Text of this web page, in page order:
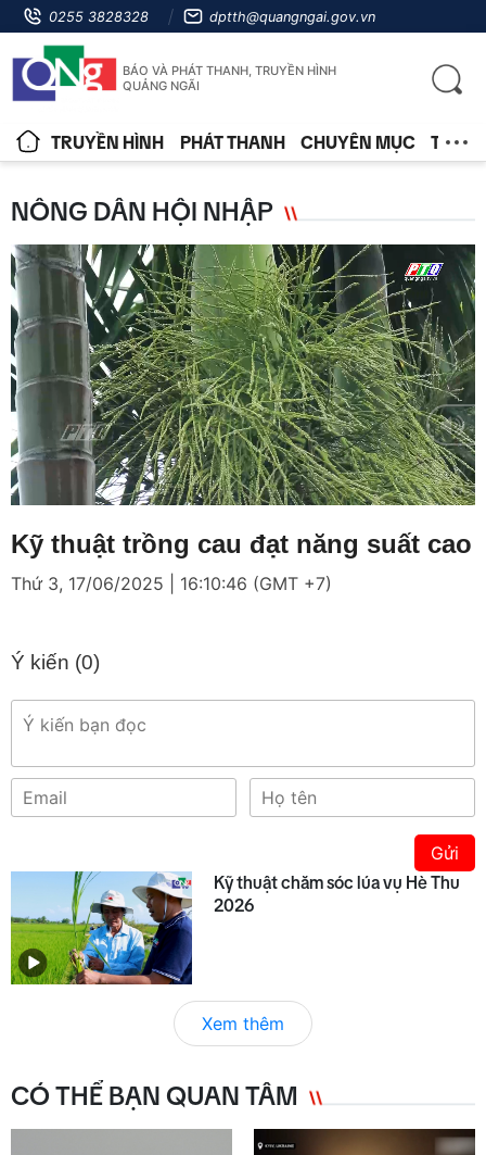
0255 3828328 dptth@quangngai.gov.vn
BÁO VÀ PHÁT THANH, TRUYỀN HÌNH
QUẢNG NGÃI
TRUYỀN HÌNH PHÁT THANH CHUYÊN MỤC TIN
NÔNG DÂN HỘI NHẬP
Mute Loaded:
4.22%
Kỹ thuật trồng cau đạt năng suất cao
Thứ 3, 17/06/2025 | 16:10:46 (GMT +7)
Ý kiến (0)
Gửi
Kỹ thuật chăm sóc lúa vụ Hè Thu
2026
Xem thêm
CÓ THỂ BẠN QUAN TÂM